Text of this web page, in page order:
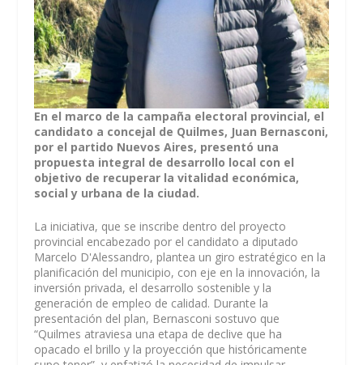
En el marco de la campaña electoral provincial, el
candidato a concejal de Quilmes, Juan Bernasconi,
por el partido Nuevos Aires, presentó una
propuesta integral de desarrollo local con el
objetivo de recuperar la vitalidad económica,
social y urbana de la ciudad.
La iniciativa, que se inscribe dentro del proyecto
provincial encabezado por el candidato a diputado
Marcelo D'Alessandro, plantea un giro estratégico en la
planificación del municipio, con eje en la innovación, la
inversión privada, el desarrollo sostenible y la
generación de empleo de calidad. Durante la
presentación del plan, Bernasconi sostuvo que
“Quilmes atraviesa una etapa de declive que ha
opacado el brillo y la proyección que históricamente